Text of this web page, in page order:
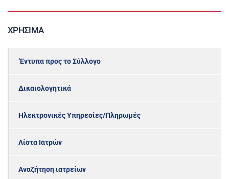
ΧΡΉΣΙΜΑ
‘Εντυπα προς το Σύλλογο
Δικαιολογητικά
Ηλεκτρονικές Υπηρεσίες/Πληρωμές
Λίστα Ιατρών
Αναζήτηση ιατρείων